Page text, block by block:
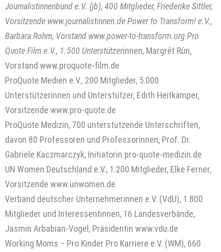
Journalistinnenbund e.V. (jb), 400 Mitglieder, Friederike Sittler,
Vorsitzende www.journalistinnen.de Power to Transform! e.V.,
Barbara Rohm, Vorstand www.power-to-transform.org Pro
Quote Film e.V., 1.500 Unterstützerinnen, Margrét Rún,
Vorstand www.proquote-film.de
ProQuote Medien e.V., 200 Mitglieder, 5.000
Unterstützerinnen und Unterstützer, Edith Heitkämper,
Vorsitzende www.pro-quote.de
ProQuote Medizin, 700 unterstützende Unterschriften,
davon 80 Professoren und Professorinnen, Prof. Dr.
Gabriele Kaczmarczyk, Initiatorin pro-quote-medizin.de
UN Women Deutschland e.V., 1.200 Mitglieder, Elke Ferner,
Vorsitzende www.unwomen.de
Verband deutscher Unternehmerinnen e.V. (VdU), 1.800
Mitglieder und Interessentinnen, 16 Landesverbände,
Jasmin Arbabian-Vogel, Präsidentin www.vdu.de
Working Moms – Pro Kinder Pro Karriere e.V. (WM), 660